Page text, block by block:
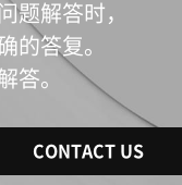
题解答时，
的答复。
答。
CONTACT US